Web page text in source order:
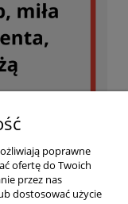
poprawne
ofertę do Twoich
przez nas
dostosować użycie